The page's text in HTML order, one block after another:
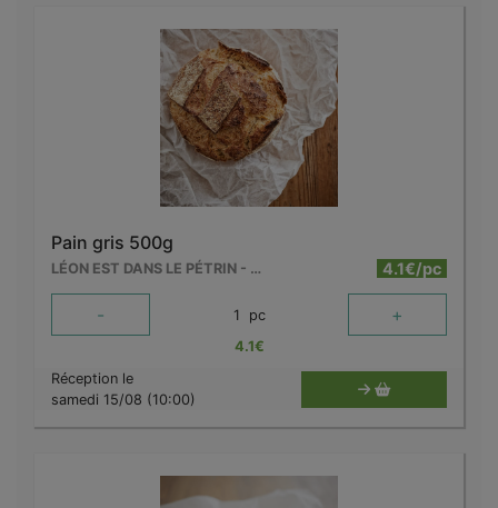
Pain gris 500g
LÉON EST DANS LE PÉTRIN - MOUSCRON 4.1€/pc
- 1 pc +
4.1€
Réception le
samedi 15/08 (10:00)